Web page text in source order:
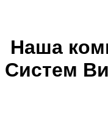
Наша
Систем